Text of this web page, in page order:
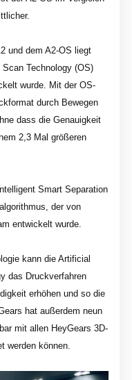
und dem A2-OS liegt
Technology (OS)
wurde. Mit der OS-
durch Bewegen
dass die Genauigkeit
2,3 Mal größeren
Smart Separation
der von
entwickelt wurde.
kann die Artificial
das Druckverfahren
erhöhen und so die
hat außerdem neun
mit allen HeyGears 3D-
werden können.